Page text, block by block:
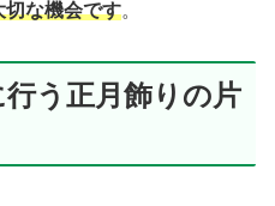
切な機会です。
う正月飾りの片